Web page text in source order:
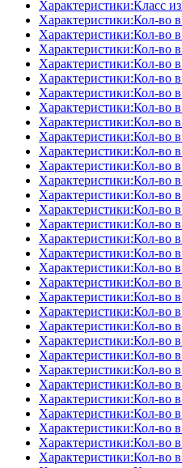
Характеристики:Класс
Характеристики:Кол-во
Характеристики:Кол-во
Характеристики:Кол-во
Характеристики:Кол-во
Характеристики:Кол-во
Характеристики:Кол-во
Характеристики:Кол-во
Характеристики:Кол-во
Характеристики:Кол-во
Характеристики:Кол-во
Характеристики:Кол-во
Характеристики:Кол-во
Характеристики:Кол-во
Характеристики:Кол-во
Характеристики:Кол-во
Характеристики:Кол-во
Характеристики:Кол-во
Характеристики:Кол-во
Характеристики:Кол-во
Характеристики:Кол-во
Характеристики:Кол-во
Характеристики:Кол-во
Характеристики:Кол-во
Характеристики:Кол-во
Характеристики:Кол-во
Характеристики:Кол-во
Характеристики:Кол-во
Характеристики:Кол-во
Характеристики:Кол-во
Характеристики:Кол-во
Характеристики:Кол-во